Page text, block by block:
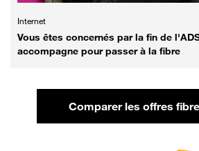
Internet
Vous êtes concernés par la fin de
accompagne pour passer à la fibre
Comparer les offres